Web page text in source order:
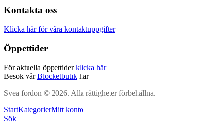
Kontakta oss
Klicka här för våra kontaktuppgifter
Öppettider
För aktuella öppettiderklicka här
Besök vårBlocketbutik här
Svea fordon © 2026. Alla rättigheter förbehållna.
StartKategorierMitt konto
Sök